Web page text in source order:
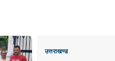
उत्तराखण्ड